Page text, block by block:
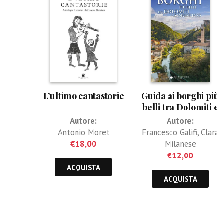
L’ultimo cantastorie
Autore:
Antonio Moret
€18,00
ACQUISTA
Guida ai borghi
belli tra Dolomiti
Adriatico
Autore:
Francesco Galifi,
Milanese
€12,00
ACQUISTA